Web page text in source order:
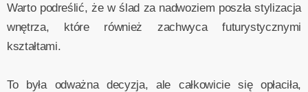
Warto podreślić, że w ślad za nadwoziem poszła stylizacja
wnętrza, które również zachwyca futurystycznymi
kształtami.
To była odważna decyzja, ale całkowicie się opłaciła,